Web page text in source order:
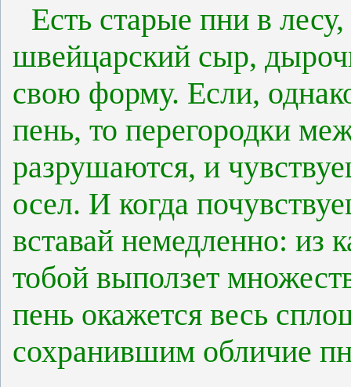
Есть старые пни в
швейцарский сыр,
свою форму. Если,
пень, то перегородки
разрушаются, и
осел. И когда
вставай немедленно: из
тобой выползет
пень окажется весь
сохранившим обличие